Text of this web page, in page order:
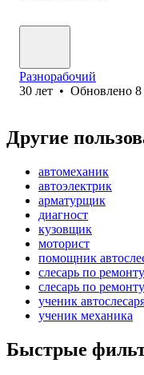
Разнорабочий
30 лет • Обновлено 8
Другие
автомеханик
автоэлектрик
арматурщик
диагност
кузовщик
моторист
помощник
слесарь по ремонту
слесарь по
ученик
ученик механика
Быстрые